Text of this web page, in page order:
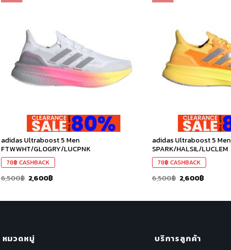
adidas Ultraboost 5 Men
FTWWHT/GLOGRY/LUCPNK
78฿ CASHBACK
6,500฿ 2,600฿
adidas Ultraboost 5 Men
SPARK/HALSIL/LUCLEM
78฿ CASHBACK
6,500฿ 2,600฿
หมวดหมู่ บริการลูกค้า